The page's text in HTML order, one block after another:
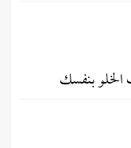
بنفسك